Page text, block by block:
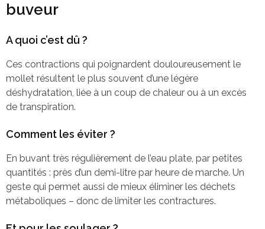
buveur
A quoi c’est dû ?
Ces contractions qui poignardent douloureusement le
mollet résultent le plus souvent d’une légère
déshydratation, liée à un coup de chaleur ou à un excès
de transpiration.
Comment les éviter ?
En buvant très régulièrement de l’eau plate, par petites
quantités : près d’un demi-litre par heure de marche. Un
geste qui permet aussi de mieux éliminer les déchets
métaboliques – donc de limiter les contractures.